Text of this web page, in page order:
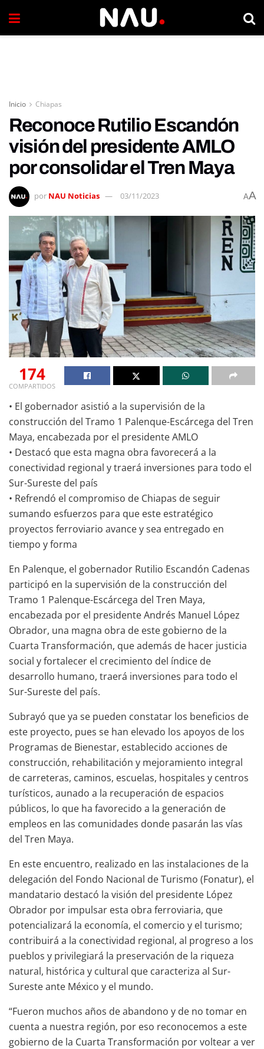
Inicio Chiapas
Reconoce Rutilio Escandón
visión del presidente AMLO
por consolidar el Tren Maya
por NAU Noticias 03/11/2023 AA
174
COMPARTIDOS
• El gobernador asistió a la supervisión de la
construcción del Tramo 1 Palenque-Escárcega del Tren
Maya, encabezada por el presidente AMLO
• Destacó que esta magna obra favorecerá a la
conectividad regional y traerá inversiones para todo el
Sur-Sureste del país
• Refrendó el compromiso de Chiapas de seguir
sumando esfuerzos para que este estratégico
proyectos ferroviario avance y sea entregado en
tiempo y forma
En Palenque, el gobernador Rutilio Escandón Cadenas
participó en la supervisión de la construcción del
Tramo 1 Palenque-Escárcega del Tren Maya,
encabezada por el presidente Andrés Manuel López
Obrador, una magna obra de este gobierno de la
Cuarta Transformación, que además de hacer justicia
social y fortalecer el crecimiento del índice de
desarrollo humano, traerá inversiones para todo el
Sur-Sureste del país.
Subrayó que ya se pueden constatar los beneficios de
este proyecto, pues se han elevado los apoyos de los
Programas de Bienestar, establecido acciones de
construcción, rehabilitación y mejoramiento integral
de carreteras, caminos, escuelas, hospitales y centros
turísticos, aunado a la recuperación de espacios
públicos, lo que ha favorecido a la generación de
empleos en las comunidades donde pasarán las vías
del Tren Maya.
En este encuentro, realizado en las instalaciones de la
delegación del Fondo Nacional de Turismo (Fonatur), el
mandatario destacó la visión del presidente López
Obrador por impulsar esta obra ferroviaria, que
potencializará la economía, el comercio y el turismo;
contribuirá a la conectividad regional, al progreso a los
pueblos y privilegiará la preservación de la riqueza
natural, histórica y cultural que caracteriza al Sur-
Sureste ante México y el mundo.
“Fueron muchos años de abandono y de no tomar en
cuenta a nuestra región, por eso reconocemos a este
gobierno de la Cuarta Transformación por voltear a ver